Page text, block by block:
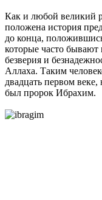
Как и любой великий
положена история
до конца,
которые часто
безверия и
Аллаха. Таким
двадцать первом
был пророк Ибрахим.